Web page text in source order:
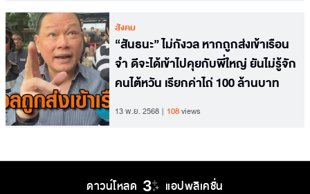
สังคม
“สันธนะ” ไม่กังวล หากถูกส่งเข้าเรือน
จำ ดีจะได้เข้าไปคุยกับพี่ใหญ่ ยันไม่รู้จัก
คนไต้หวัน เรียกค่าไถ่ 100 ล้านบาท
13 พ.ย. 2568 108views
ดาวน์โหลด แอปพลิเคชั่น